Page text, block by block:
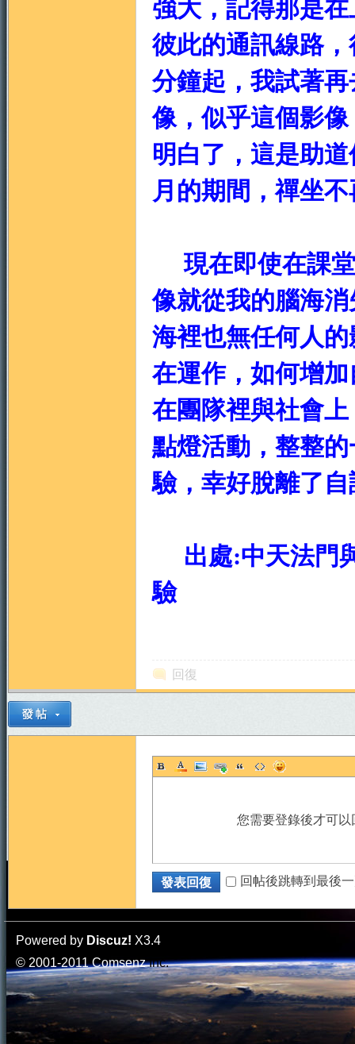
強大，記得那是
彼此的通訊線路
分鐘起，我試著
像，似乎這個影
明白了，這是助
月的期間，禪坐
現在即使在課堂
像就從我的腦海
海裡也無任何人
在運作，如何增
在團隊裡與社會
點燈活動，整整
驗，幸好脫離了
出處:中天法門
驗
回復
您需要登錄後才可
發表回復 回帖後跳轉到最後
Powered by Discuz! X3.4
© 2001-2011ComsenzInc.